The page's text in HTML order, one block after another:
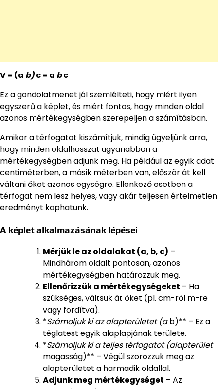
V = (a b)c = a bc
Ez a gondolatmenet jól szemlélteti, hogy miért ilyen
egyszerű a képlet, és miért fontos, hogy minden oldal
azonos mértékegységben szerepeljen a számításban.
Amikor a térfogatot kiszámítjuk, mindig ügyeljünk arra,
hogy minden oldalhosszat ugyanabban a
mértékegységben adjunk meg. Ha például az egyik adat
centiméterben, a másik méterben van, először át kell
váltani őket azonos egységre. Ellenkező esetben a
térfogat nem lesz helyes, vagy akár teljesen értelmetlen
eredményt kaphatunk.
A képlet alkalmazásának lépései
Mérjük le az oldalakat (a, b, c) –
Mindhárom oldalt pontosan, azonos
mértékegységben határozzuk meg.
Ellenőrizzük a mértékegységeket – Ha
szükséges, váltsuk át őket (pl. cm-ről m-re
vagy fordítva).
*Számoljuk ki az alapterületet (ab)** – Ez a
téglatest egyik alaplapjának területe.
*Számoljuk ki a teljes térfogatot (alapterület
magasság)** – Végül szorozzuk meg az
alapterületet a harmadik oldallal.
Adjunk meg mértékegységet – Az